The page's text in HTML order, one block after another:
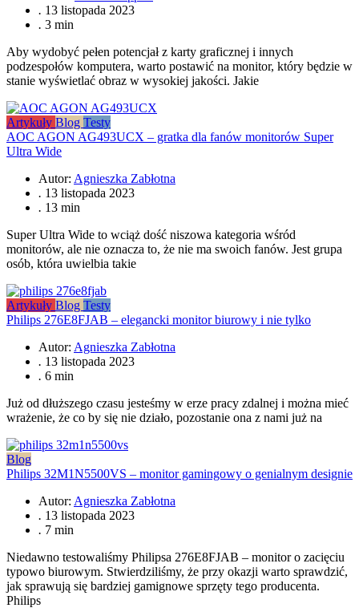
. 13 listopada 2023
. 3 min
Aby wydobyć pełen potencjał z karty graficznej i innych
podzespołów komputera, warto postawić na monitor, który będzie w
stanie wyświetlać obraz w wysokiej jakości. Jakie
Artykuły Blog Testy
AOC AGON AG493UCX – gratka dla fanów monitorów Super
Ultra Wide
Autor: Agnieszka Zabłotna
. 13 listopada 2023
. 13 min
Super Ultra Wide to wciąż dość niszowa kategoria wśród
monitorów, ale nie oznacza to, że nie ma swoich fanów. Jest grupa
osób, która uwielbia takie
Artykuły Blog Testy
Philips 276E8FJAB – elegancki monitor biurowy i nie tylko
Autor: Agnieszka Zabłotna
. 13 listopada 2023
. 6 min
Już od dłuższego czasu jesteśmy w erze pracy zdalnej i można mieć
wrażenie, że co by się nie działo, pozostanie ona z nami już na
Blog
Philips 32M1N5500VS – monitor gamingowy o genialnym designie
Autor: Agnieszka Zabłotna
. 13 listopada 2023
. 7 min
Niedawno testowaliśmy Philipsa 276E8FJAB – monitor o zacięciu
typowo biurowym. Stwierdziliśmy, że przy okazji warto sprawdzić,
jak sprawują się bardziej gamignowe sprzęty tego producenta.
Philips